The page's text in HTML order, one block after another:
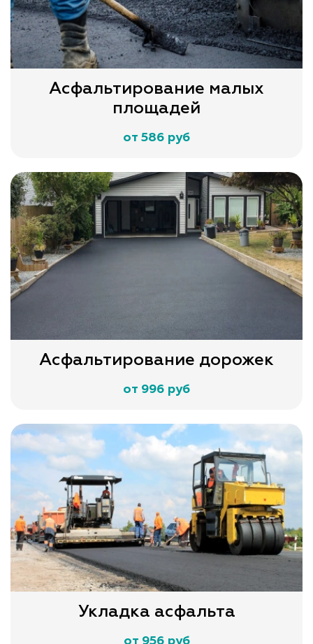
Асфальтирование малых
площадей
от 586 руб
Асфальтирование дорожек
от 996 руб
Укладка асфальта
от 956 руб